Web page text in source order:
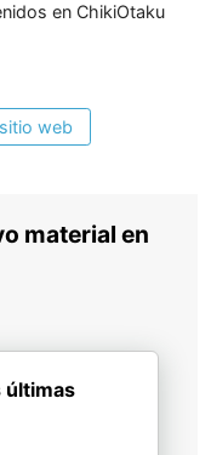
en ChikiOtaku
web
material en
últimas